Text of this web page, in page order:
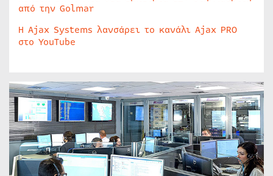
από την Golmar
Η Ajax Systems λανσάρει το κανάλι Ajax PRO
στο YouTube